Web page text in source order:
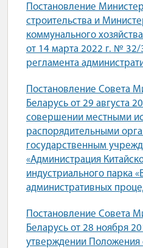
Постановление
строительства и
коммунального
от 14 марта 2022 г. №
регламента
Постановление Совета
Беларусь от 29 августа
совершении местными
распорядительными
государственным
«Администрация
индустриального парка
административных
Постановление Совета
Беларусь от 28 ноября
утверждении Положения